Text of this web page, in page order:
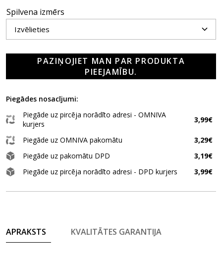
Spilvena izmērs
PAZIŅOJIET MAN PAR PRODUKTA
PIEEJAMĪBU.
Piegādes nosacījumi:
Piegāde uz pircēja norādīto adresi - OMNIVA
kurjers
3,99€
Piegāde uz OMNIVA pakomātu
3,29€
Piegāde uz pakomātu DPD
3,19€
Piegāde uz pircēja norādīto adresi - DPD kurjers
3,99€
APRAKSTS KVALITĀTES GARANTIJA